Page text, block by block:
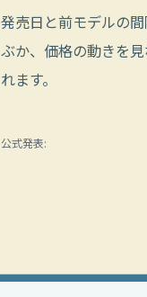
発売日と前モデルの
ぶか、価格の動きを
れます。
公式発表: